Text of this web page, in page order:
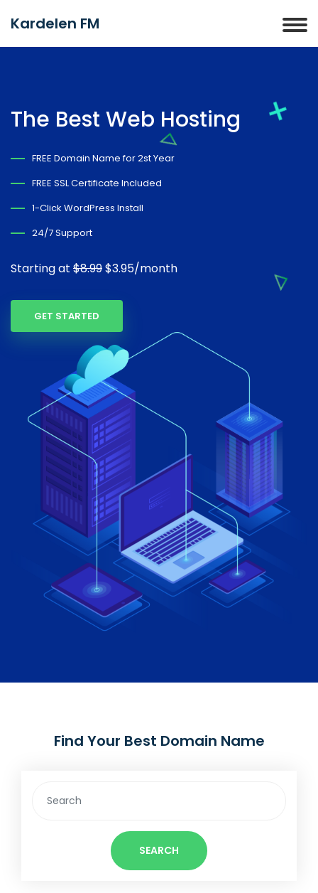
Kardelen FM
The Best Web Hosting
FREE Domain Name for 2st Year
FREE SSL Certificate Included
1-Click WordPress Install
24/7 Support
Starting at $8.99$3.95/month
GET STARTED
Find Your Best Domain Name
SEARCH